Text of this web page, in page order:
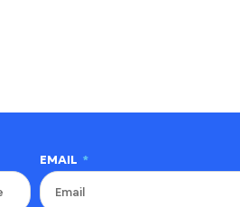
EMAIL